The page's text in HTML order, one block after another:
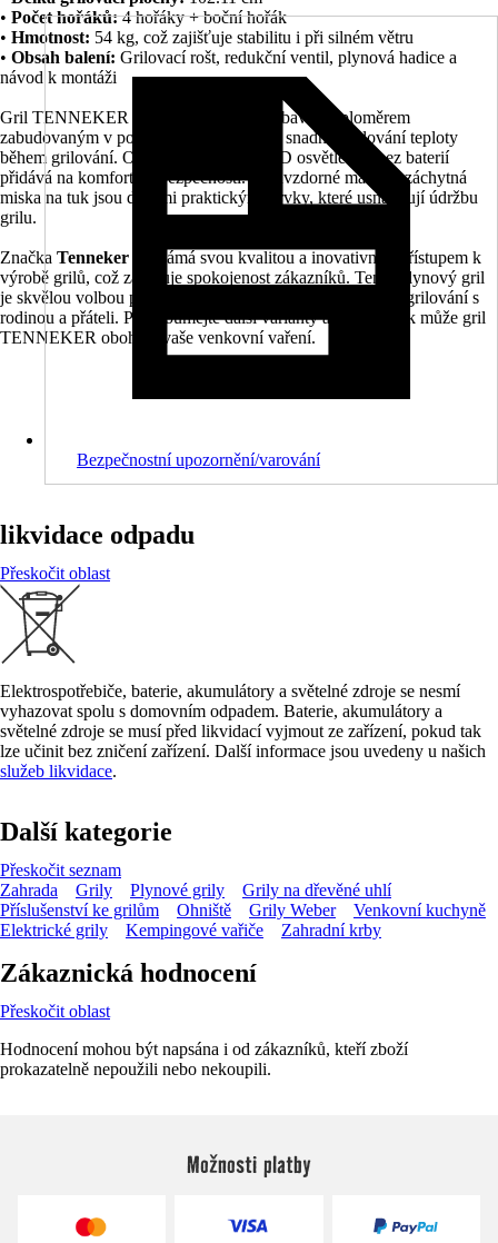
• Počet hořáků:4 hořáky + boční hořák
• Hmotnost: 54 kg, což zajišťuje stabilitu i při silném větru
• Obsah balení: Grilovací rošt, redukční ventil, plynová hadice a
návod k montáži
Gril TENNEKER Silverstar TG-4 je vybaven teploměrem
zabudovaným v poklopu, což umožňuje snadné sledování teploty
během grilování. Otočný regulátor s LED osvětlením bez baterií
přidává na komfortu a bezpečnosti. Žáruvzdorné madlo a záchytná
miska na tuk jsou dalšími praktickými prvky, které usnadňují údržbu
grilu.
Značka Tenneker je známá svou kvalitou a inovativním přístupem k
výrobě grilů, což zaručuje spokojenost zákazníků. Tento plynový gril
je skvělou volbou pro všechny, kteří chtějí zažít dokonalé grilování s
rodinou a přáteli. Prozkoumejte další varianty a objevte, jak může gril
TENNEKER obohatit vaše venkovní vaření.
Bezpečnostní upozornění/varování
likvidace odpadu
Přeskočit oblast
Elektrospotřebiče, baterie, akumulátory a světelné zdroje se nesmí
vyhazovat spolu s domovním odpadem. Baterie, akumulátory a
světelné zdroje se musí před likvidací vyjmout ze zařízení, pokud tak
lze učinit bez zničení zařízení. Další informace jsou uvedeny u našich
služeb likvidace.
Další kategorie
Přeskočit seznam
Zahrada
Grily Plynové grily
Grily na dřevěné uhlí
Příslušenství ke grilům
Ohniště Grily Weber
Venkovní kuchyně
Elektrické grily
Kempingové vařiče Zahradní krby
Zákaznická hodnocení
Přeskočit oblast
Hodnocení mohou být napsána i od zákazníků, kteří zboží
prokazatelně nepoužili nebo nekoupili.
Možnosti platby